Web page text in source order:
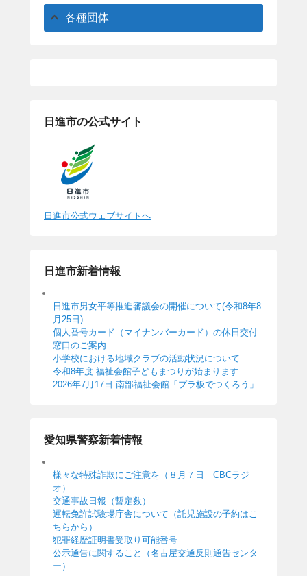
各種団体
日進市の公式サイト
日進市公式ウェブサイトへ
日進市新着情報
日進市男女平等推進審議会の開催について(令和8年8
月25日)
個人番号カード（マイナンバーカード）の休日交付
窓口のご案内
小学校における地域クラブの活動状況について
令和8年度 福祉会館子どもまつりが始まります
2026年7月17日 南部福祉会館「プラ板でつくろう」
愛知県警察新着情報
様々な特殊詐欺にご注意を（８月７日 CBCラジ
オ）
交通事故日報（暫定数）
運転免許試験場庁舎について（託児施設の予約はこ
ちらから）
犯罪経歴証明書受取り可能番号
公示通告に関すること（名古屋交通反則通告センタ
ー）